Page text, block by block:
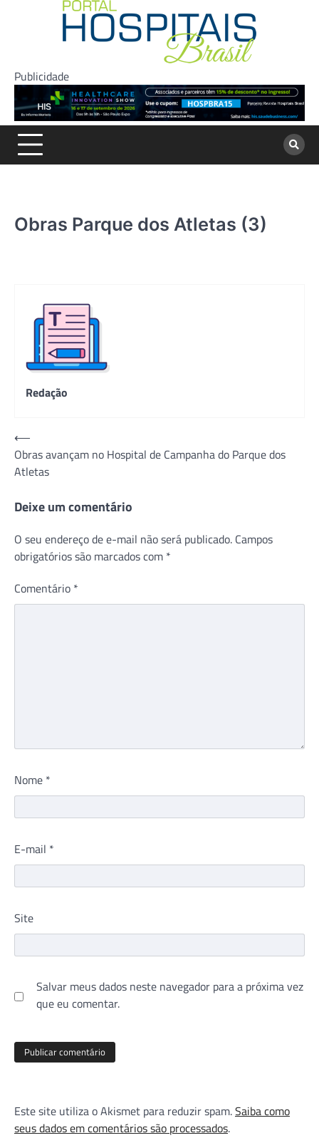
Publicidade
Obras Parque dos Atletas (3)
Redação
Navegação
de
Post
⟵
Obras avançam no Hospital de Campanha do Parque dos
Atletas
Deixe um comentário
O seu endereço de e-mail não será publicado. Campos
obrigatórios são marcados com *
Comentário *
Nome *
E-mail *
Site
Salvar meus dados neste navegador para a próxima vez
que eu comentar.
Este site utiliza o Akismet para reduzir spam.Saiba como
seus dados em comentários são processados.